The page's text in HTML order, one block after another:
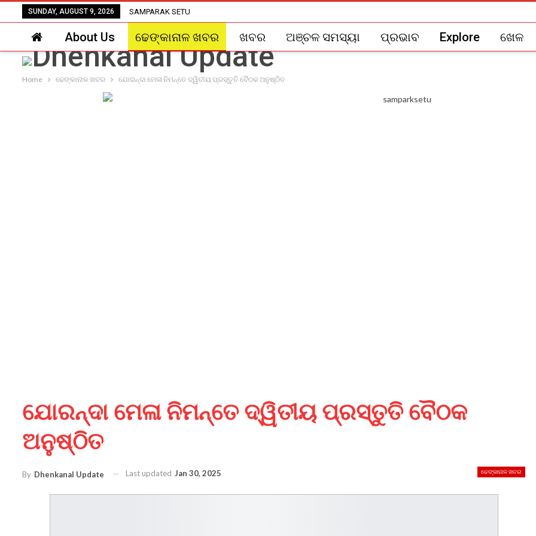
SUNDAY, AUGUST 9, 2026 SAMPARAK SETU
About Us ଢେଙ୍କାନାଳ ଖବର ଖବର ଅଞ୍ଚଳ ସମସ୍ୟା ପ୍ରଭାବ Explore ଖେଳ
Home ଢେଙ୍କାନାଳ ଖବର ଯୋରନ୍ଦା ମେଳା ନିମନ୍ତେ ଦ୍ୱିତୀୟ ପ୍ରସ୍ତୁତି ବୈଠକ ଅନୁଷ୍ଠିତ
ଯୋରନ୍ଦା ମେଳା ନିମନ୍ତେ ଦ୍ୱିତୀୟ ପ୍ରସ୍ତୁତି ବୈଠକ
ଅନୁଷ୍ଠିତ
ଢେଙ୍କାନାଳ ଖବର
By Dhenkanal Update Last updated Jan 30, 2025